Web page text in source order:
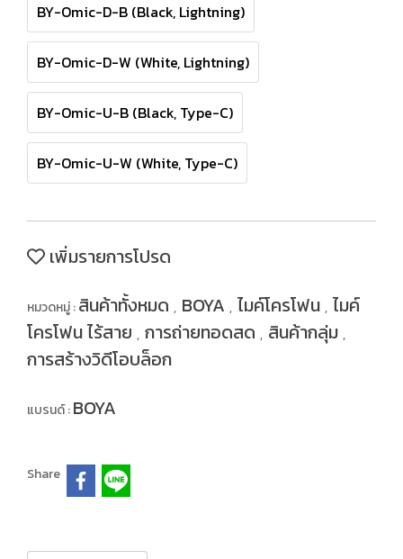
BY-Omic-D-B (Black, Lightning)
BY-Omic-D-W (White, Lightning)
BY-Omic-U-B (Black, Type-C)
BY-Omic-U-W (White, Type-C)
เพิ่มรายการโปรด
หมวดหมู่ :สินค้าทั้งหมด , BOYA , ไมค์โครโฟน , ไมค์
โครโฟน ไร้สาย , การถ่ายทอดสด , สินค้ากลุ่ม ,
การสร้างวิดีโอบล็อก
แบรนด์ :BOYA
Share